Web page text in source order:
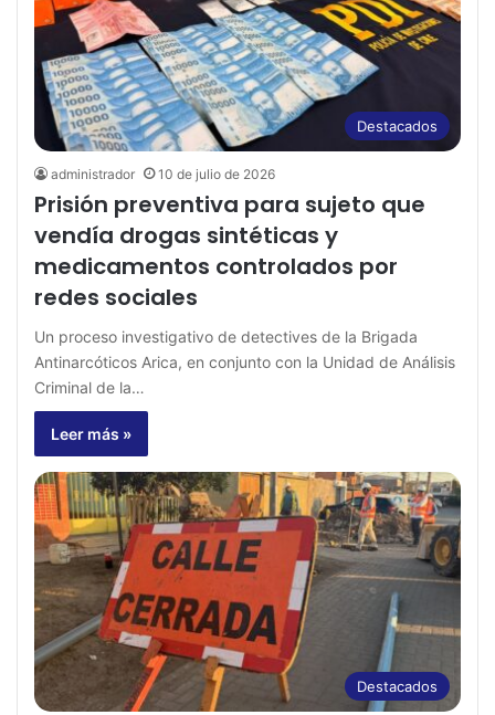
Destacados
administrador 10 de julio de 2026
Prisión preventiva para sujeto que
vendía drogas sintéticas y
medicamentos controlados por
redes sociales
Un proceso investigativo de detectives de la Brigada
Antinarcóticos Arica, en conjunto con la Unidad de Análisis
Criminal de la…
Leer más »
Destacados